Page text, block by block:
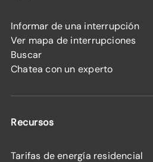
Informar de una interrupción
Ver mapa de interrupciones
Buscar
Chatea con un experto
Recursos
Tarifas de energía residencial